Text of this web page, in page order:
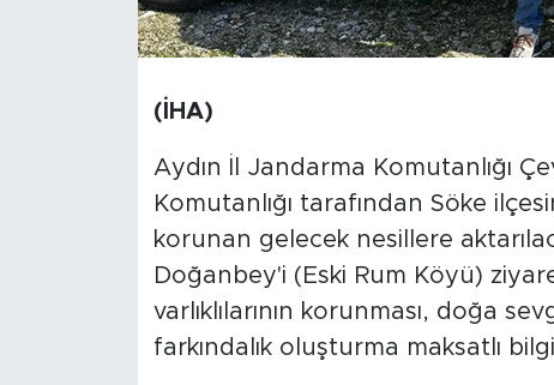
(İHA)
Aydın İl Jandarma Komutanlığı
Komutanlığı tarafından Söke
korunan gelecek nesillere
Doğanbey'i (Eski Rum Köyü)
varlıklılarının korunması, doğa
farkındalık oluşturma maksatlı